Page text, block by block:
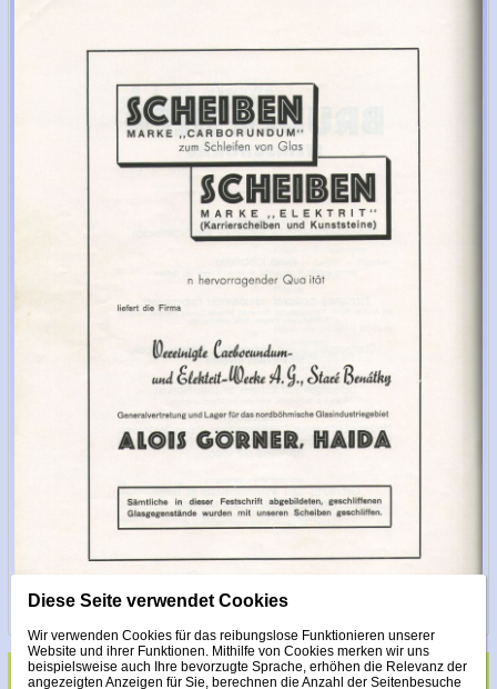
Diese Seite verwendet Cookies
Wir verwenden Cookies für das reibungslose Funktionieren unserer
Website und ihrer Funktionen. Mithilfe von Cookies merken wir uns
beispielsweise auch Ihre bevorzugte Sprache, erhöhen die Relevanz der
angezeigten Anzeigen für Sie, berechnen die Anzahl der Seitenbesuche